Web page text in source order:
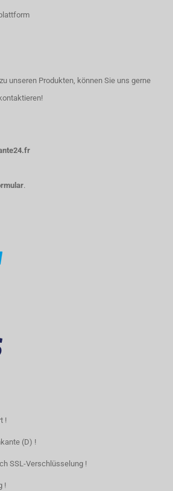
unseren Produkten, können Sie uns gerne
.
!
(D) !
SSL-Verschlüsselung !
!